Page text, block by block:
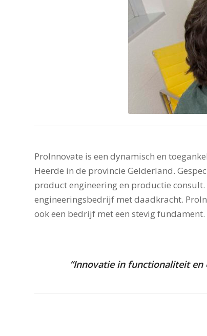
ProInnovate is een dynamisch en
Heerde in de provincie Gelderland.
product engineering en productie consult.
engineeringsbedrijf met daadkracht.
ook een bedrijf met een stevig fundament.
“Innovatie in functionaliteit